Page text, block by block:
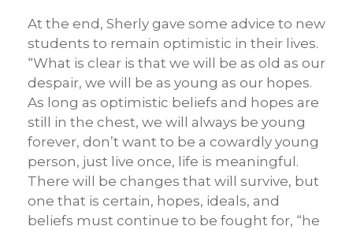
At the end, Sherly gave some advice to new
students to remain optimistic in their lives.
“What is clear is that we will be as old as our
despair, we will be as young as our hopes.
As long as optimistic beliefs and hopes are
still in the chest, we will always be young
forever, don’t want to be a cowardly young
person, just live once, life is meaningful.
There will be changes that will survive, but
one that is certain, hopes, ideals, and
beliefs must continue to be fought for, “he